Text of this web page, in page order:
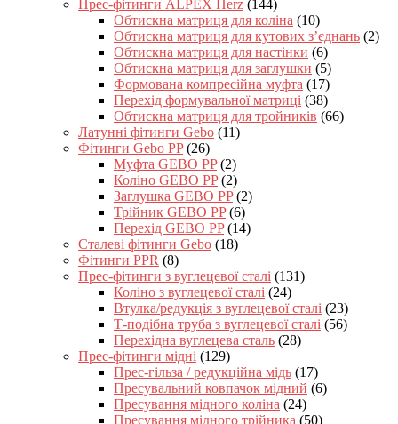
Прес-фітинги ALPEX Herz (144)
Обтискна матриця для коліна (10)
Обтискна матриця для кутових з’єднань (2)
Обтискна матриця для настінки (6)
Обтискна матриця для заглушки (5)
Формована компресійна муфта (17)
Перехід формувальної матриці (38)
Обтискна матриця для тройників (66)
Латунні фітинги Gebo (11)
Фітинги Gebo PP (26)
Муфта GEBO PP (2)
Коліно GEBO PP (2)
Заглушка GEBO PP (2)
Трійник GEBO PP (6)
Перехід GEBO PP (14)
Сталеві фітинги Gebo (18)
Фітинги PPR (8)
Прес-фітинги з вуглецевої сталі (131)
Коліно з вуглецевої сталі (24)
Втулка/редукція з вуглецевої сталі (23)
Т-подібна труба з вуглецевої сталі (56)
Перехідна вуглецева сталь (28)
Прес-фітинги мідні (129)
Прес-гільза / редукційна мідь (17)
Пресувальний ковпачок мідний (6)
Пресування мідного коліна (24)
Пресування мідного трійника (50)